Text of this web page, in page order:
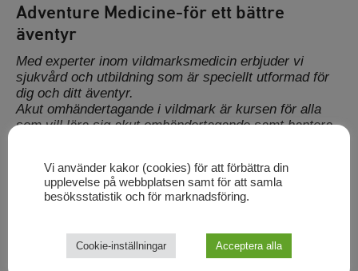
Adventure Medicine-för ett bättre
äventyr
Med experter inom vildmarksmedicin erbjuder vi
sjukvård och utbildning som är speciellt utformad för
dig och ditt äventyr.
Akut omhändertagande i vildmark är kursen för alla
som vill lära sig akut omhändertagande samt hantera
www.adventuremedicine.se
Akut omhändertagande enligt algoritmen ”L till E
Vi använder kakor (cookies) för att förbättra din
upplevelse på webbplatsen samt för att samla
besöksstatistik och för marknadsföring.
Cookie-inställningar Acceptera alla